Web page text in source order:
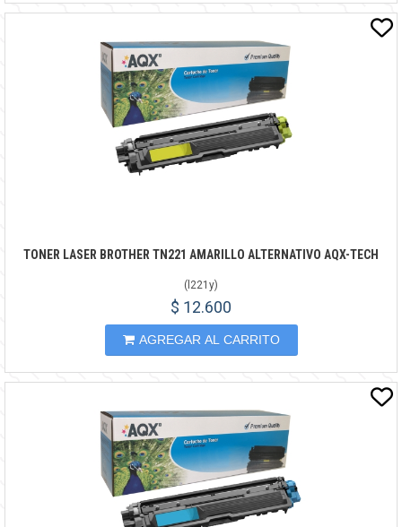
TONER LASER BROTHER TN221 AMARILLO ALTERNATIVO AQX-TECH
( l221y)
$ 12.600
AGREGAR AL CARRITO